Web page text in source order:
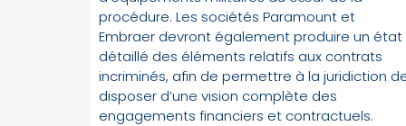
procédure. Les sociétés Paramount et
Embraer devront également produire un état
détaillé des éléments relatifs aux contrats
incriminés, afin de permettre à la juridiction
disposer d’une vision complète des
engagements financiers et contractuels.